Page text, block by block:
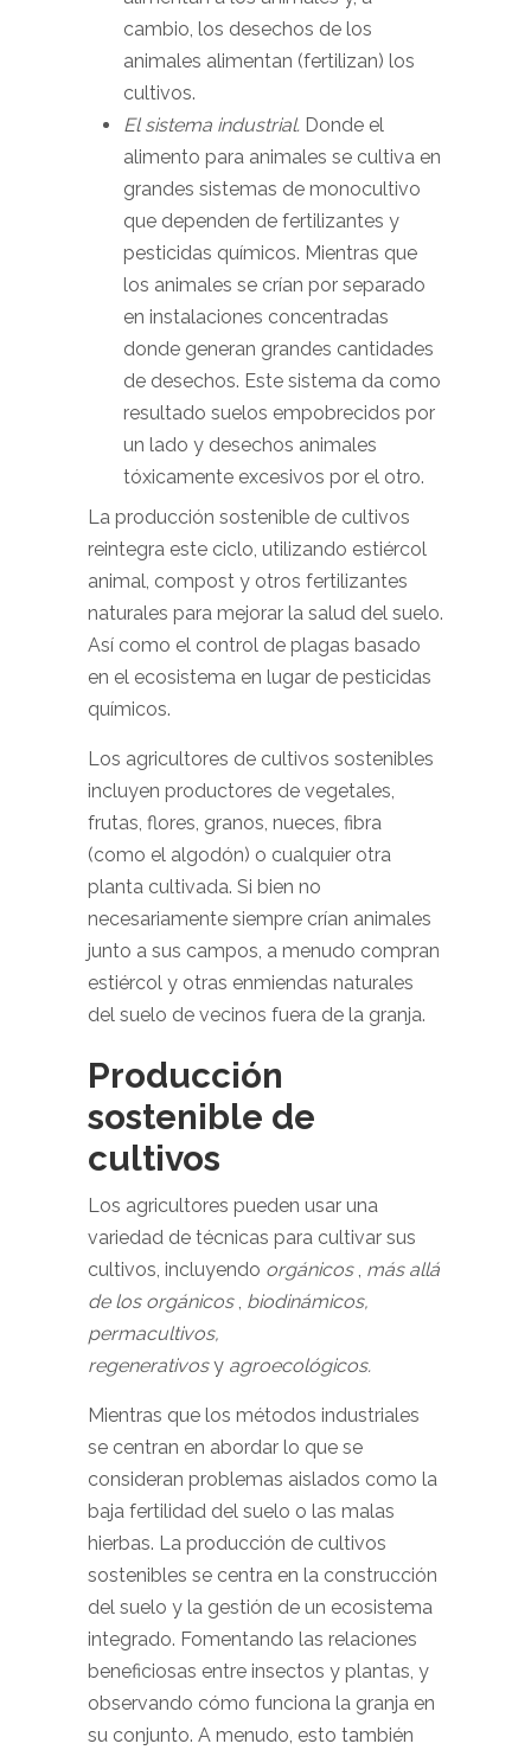
cambio, los desechos de los
animales alimentan (fertilizan) los
cultivos.
El sistema industrial. Donde el
alimento para animales se cultiva en
grandes sistemas de monocultivo
que dependen de fertilizantes y
pesticidas químicos. Mientras que
los animales se crían por separado
en instalaciones concentradas
donde generan grandes cantidades
de desechos. Este sistema da como
resultado suelos empobrecidos por
un lado y desechos animales
tóxicamente excesivos por el otro.
La producción sostenible de cultivos
reintegra este ciclo, utilizando estiércol
animal, compost y otros fertilizantes
naturales para mejorar la salud del suelo.
Así como el control de plagas basado
en el ecosistema en lugar de pesticidas
químicos.
Los agricultores de cultivos sostenibles
incluyen productores de vegetales,
frutas, flores, granos, nueces, fibra
(como el algodón) o cualquier otra
planta cultivada. Si bien no
necesariamente siempre crían animales
junto a sus campos, a menudo compran
estiércol y otras enmiendas naturales
del suelo de vecinos fuera de la granja.
Producción
sostenible de
cultivos
Los agricultores pueden usar una
variedad de técnicas para cultivar sus
cultivos, incluyendo orgánicos, más allá
de los orgánicos, biodinámicos,
permacultivos,
regenerativosy agroecológicos.
Mientras que los métodos industriales
se centran en abordar lo que se
consideran problemas aislados como la
baja fertilidad del suelo o las malas
hierbas. La producción de cultivos
sostenibles se centra en la construcción
del suelo y la gestión de un ecosistema
integrado. Fomentando las relaciones
beneficiosas entre insectos y plantas, y
observando cómo funciona la granja en
su conjunto. A menudo, esto también